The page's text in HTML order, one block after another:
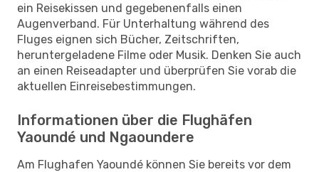
ein Reisekissen und gegebenenfalls einen
Augenverband. Für Unterhaltung während des
Fluges eignen sich Bücher, Zeitschriften,
heruntergeladene Filme oder Musik. Denken Sie auch
an einen Reiseadapter und überprüfen Sie vorab die
aktuellen Einreisebestimmungen.
Informationen über die Flughäfen
Yaoundé und Ngaoundere
Am Flughafen Yaoundé können Sie bereits vor dem